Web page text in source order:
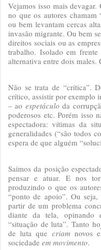
Vejamos isso mais
no que os autores chamam
ou bem levantam cercas
invasão migrante. Ou bem
direitos sociais ou as
trabalho. Isolado em
alternativa entre dois males.
Não se trata de “crítica”.
crítico, assistir por exemplo
– ao espetáculo da
poderosos etc. Porém isso
espectadora: vítimas da
generalidades (“são todos
espera de que alguém
Saímos da posição
pensar e atuar. E nos
produzindo o que os
“ponto de apoio”. Ou
partir de um problema
diante da tela, opinando
“situação de luta”. Tanto
de luta que criamnovos
sociedade em movimento.